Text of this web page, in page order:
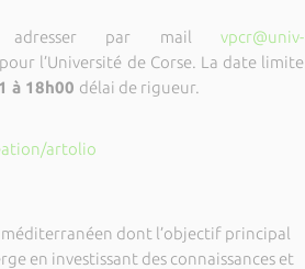
adresser par mail vpcr@univ-
l’Université de Corse. La date limite
à 18h00 délai de rigueur.
artolio
dont l’objectif principal
en investissant des connaissances et